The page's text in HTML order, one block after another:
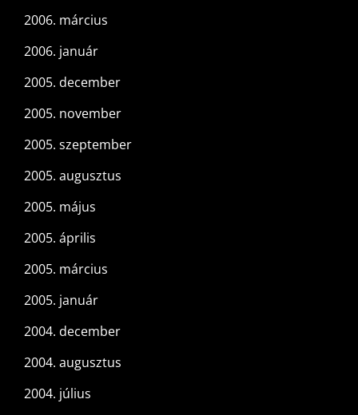
2006. március
2006. január
2005. december
2005. november
2005. szeptember
2005. augusztus
2005. május
2005. április
2005. március
2005. január
2004. december
2004. augusztus
2004. július